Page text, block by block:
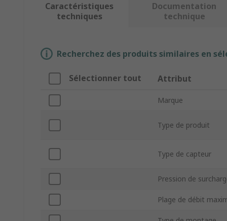
Caractéristiques
techniques
Documentation
technique
Recherchez des produits similaires en
Sélectionner tout Attribut
Marque
Type de produit
Type de capteur
Pression de
Plage de débit